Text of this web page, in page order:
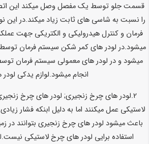
قسمت جلو توسط یک مفصل وصل میکند این
را نسبت به شاسی های ثابت زیاد میکند.در این
فرمان و کنترل هیدرولیکی و الکتریکی جهت
میشود.در لودر های کمر شکن سیستم فرمان
میشود و در لودر های معمولی سیستم فرمان
انجام میشود.لوازم یدکی لودر
2.لودر های چرخ زنجیری; لودر های چرخ
لاستیکی عمل میکنند اما به دلیل ابنکه فشار
باعث میشود لودر های چرخ زنجیری بتوانند در
استفاده برایی لودر های چرخ لاستیکی